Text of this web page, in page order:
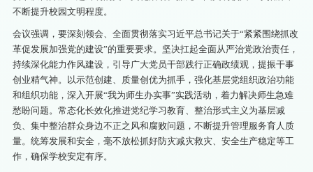
不断提升校园文明程度。
会议强调，要深刻领会、全面贯彻落实习近平总书记关于“紧紧围绕抓改
革促发展加强党的建设”的重要要求。坚决扛起全面从严治党政治责任，
持续深化能力作风建设，引导广大党员干部践行正确政绩观，提振干事
创业精气神。以示范创建、质量创优为抓手，强化基层党组织政治功能
和组织功能，深入开展“我为师生办实事”实践活动，着力解决师生急难
愁盼问题。常态化长效化推进党纪学习教育、整治形式主义为基层减
负、集中整治群众身边不正之风和腐败问题，不断提升管理服务育人质
量。统筹发展和安全，毫不放松抓好防灾减灾救灾、安全生产稳定等工
作，确保学校安定有序。